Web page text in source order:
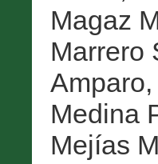
Magaz
Marrero
Amparo,
Medina
Mejías